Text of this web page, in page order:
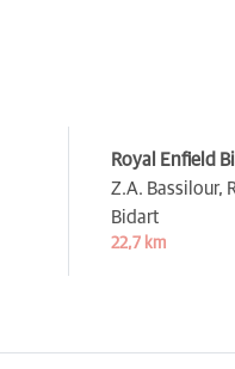
Royal Enfield
Z.A. Bassilour,
Bidart
22,7 km